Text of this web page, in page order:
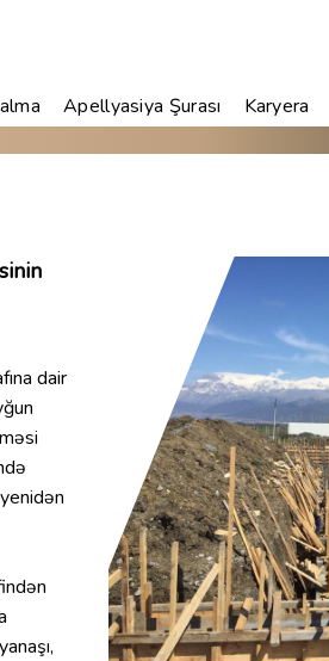
Apellyasiya Şurası Karyera
dair